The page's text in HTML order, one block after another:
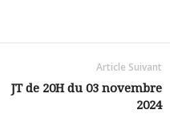
Article Suivant
JT de 20H du 03 novembre
2024